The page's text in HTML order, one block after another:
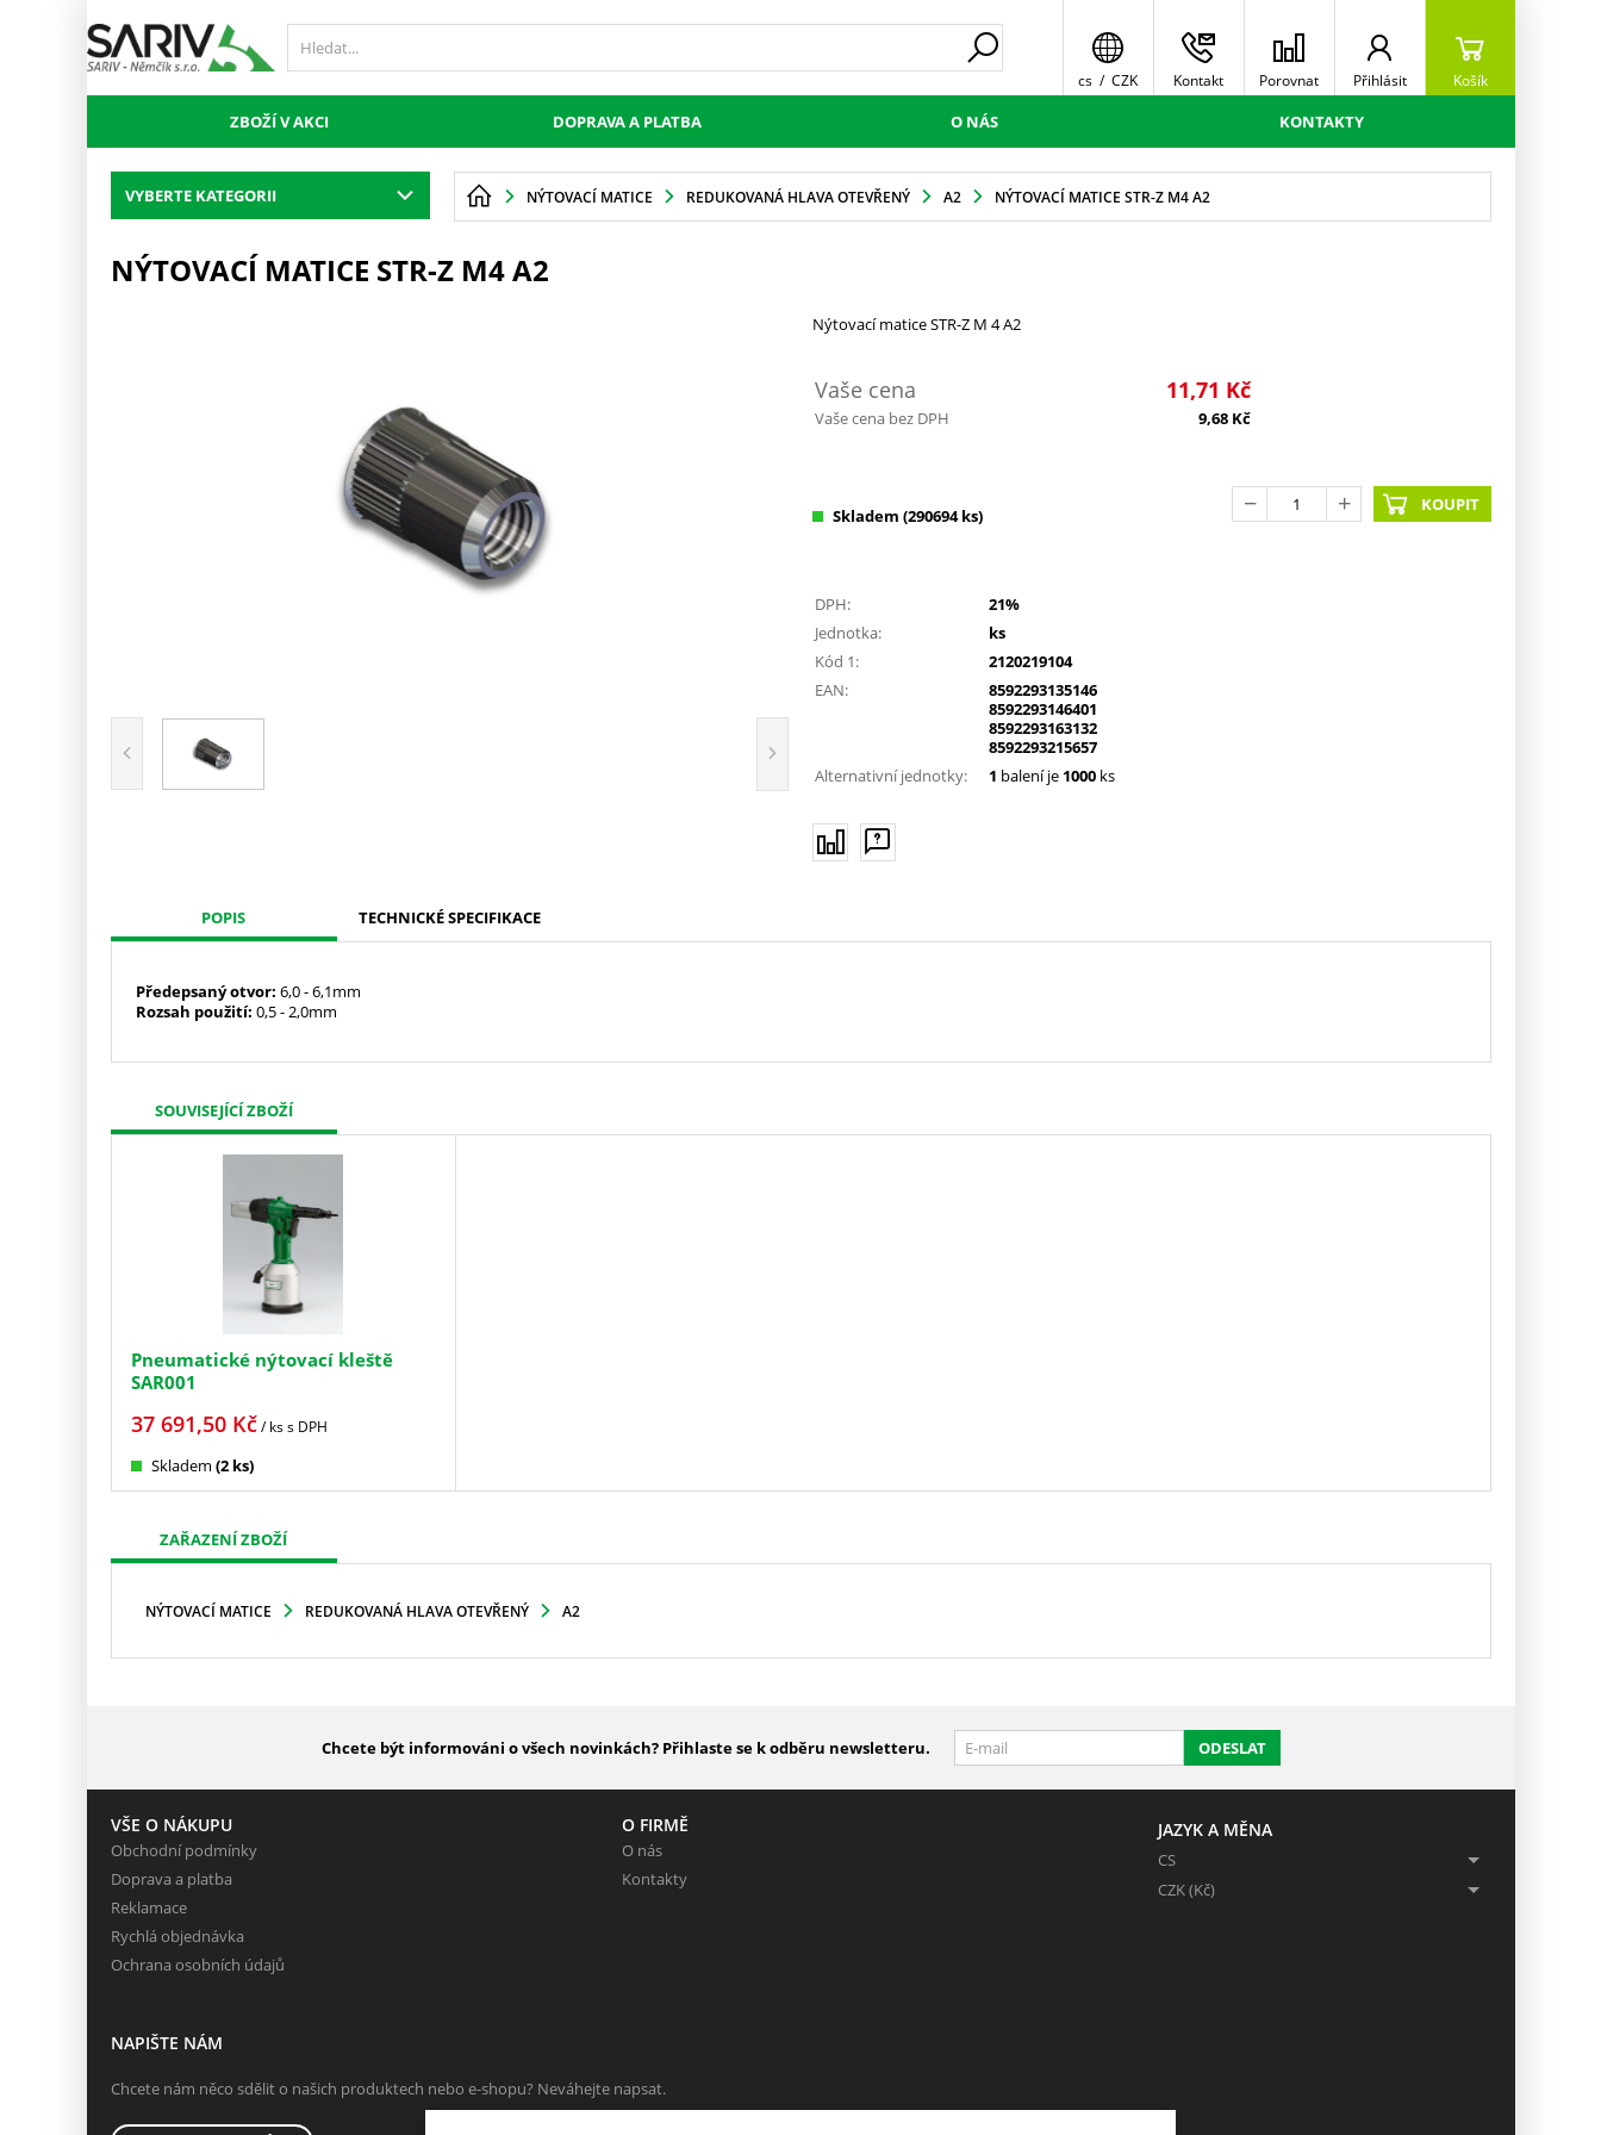
cs / CZK Kontakt Porovnat Přihlásit Košík
ZBOŽÍ V AKCI DOPRAVA A PLATBA O NÁS KONTAKTY
VYBERTE KATEGORII NÝTOVACÍ MATICE REDUKOVANÁ HLAVA OTEVŘENÝ A2 NÝTOVACÍ MATICE STR-Z M4 A2
NÝTOVACÍ MATICE STR-Z M4 A2
Nýtovací matice STR-Z M 4 A2
Vaše cena 11,71 Kč
Vaše cena bez DPH 9,68 Kč
Skladem (290694 ks)
KOUPIT
DPH:
21%
Jednotka:
ks
Kód 1:
2120219104
EAN:
8592293135146
8592293146401
8592293163132
8592293215657
Alternativní jednotky:
1 balení je 1000 ks
POPIS TECHNICKÉ SPECIFIKACE
Předepsanýotvor: 6,0 - 6,1mm
Rozsah použití: 0,5 - 2,0mm
SOUVISEJÍCÍ ZBOŽÍ
Pneumatické nýtovací kleště
SAR001
37 691,50Kč/ kss DPH
Skladem (2 ks)
ZAŘAZENÍ ZBOŽÍ
NÝTOVACÍ MATICE REDUKOVANÁ HLAVA OTEVŘENÝ A2
Chcete být informováni o všech novinkách? Přihlaste se k odběru newsletteru. ODESLAT
VŠE O NÁKUPU
Obchodní podmínky
Doprava a platba
Reklamace
Rychlá objednávka
Ochrana osobních údajů
O FIRMĚ
O nás
Kontakty
JAZYK A MĚNA
CS
CZK (Kč)
NAPIŠTE NÁM
Chcete nám něco sdělit o našich produktech nebo e-shopu? Neváhejte napsat.